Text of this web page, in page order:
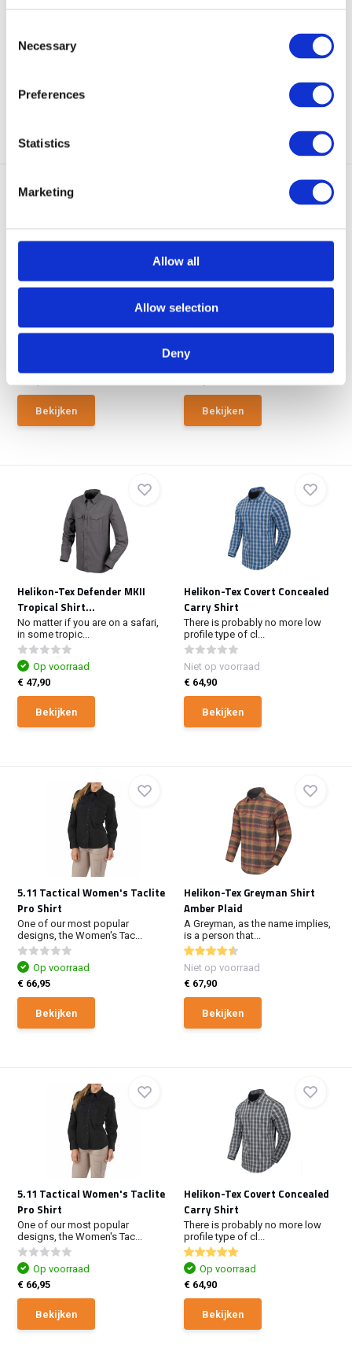
Selection
Necessary
Preferences
Statistics
Marketing
Allow all
Allow selection
Deny
Helikon-Tex Greyman Shirt
is a person that...
Bekijken
Helikon-Tex Covert Concealed
Carry Shirt...
profile type of cl...
Bekijken
Helikon-Tex Defender MKII
Tropical Shirt...
No matter if you are on a safari,
in some tropic...
Op voorraad
€ 47,90
Bekijken
Helikon-Tex Covert Concealed
Carry Shirt
There is probably no more low
profile type of cl...
Niet op voorraad
€ 64,90
Bekijken
5.11 Tactical Women's Taclite
Pro Shirt
One of our most popular
designs, the Women's Tac...
Op voorraad
€ 66,95
Bekijken
Helikon-Tex Greyman Shirt
Amber Plaid
A Greyman, as the name implies,
is a person that...
Niet op voorraad
€ 67,90
Bekijken
5.11 Tactical Women's Taclite
Pro Shirt
One of our most popular
designs, the Women's Tac...
Op voorraad
€ 66,95
Bekijken
Helikon-Tex Covert Concealed
Carry Shirt
There is probably no more low
profile type of cl...
Op voorraad
€ 64,90
Bekijken